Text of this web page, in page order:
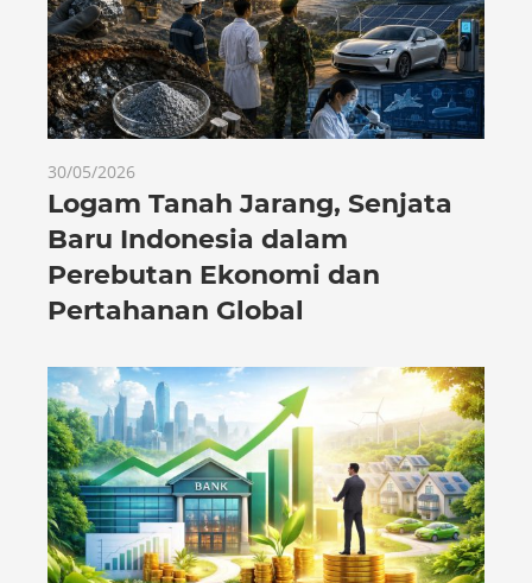
30/05/2026
Logam Tanah Jarang, Senjata
Baru Indonesia dalam
Perebutan Ekonomi dan
Pertahanan Global